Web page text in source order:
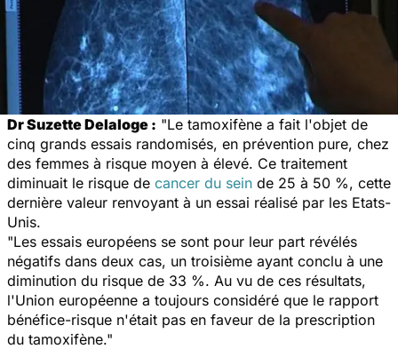
Dr Suzette Delaloge : "Le tamoxifène a fait l'objet de
cinq grands essais randomisés, en prévention pure, chez
des femmes à risque moyen à élevé. Ce traitement
diminuait le risque de cancer du sein de 25 à 50 %, cette
dernière valeur renvoyant à un essai réalisé par les Etats-
Unis.
"Les essais européens se sont pour leur part révélés
négatifs dans deux cas, un troisième ayant conclu à une
diminution du risque de 33 %. Au vu de ces résultats,
l'Union européenne a toujours considéré que le rapport
bénéfice-risque n'était pas en faveur de la prescription
du tamoxifène."